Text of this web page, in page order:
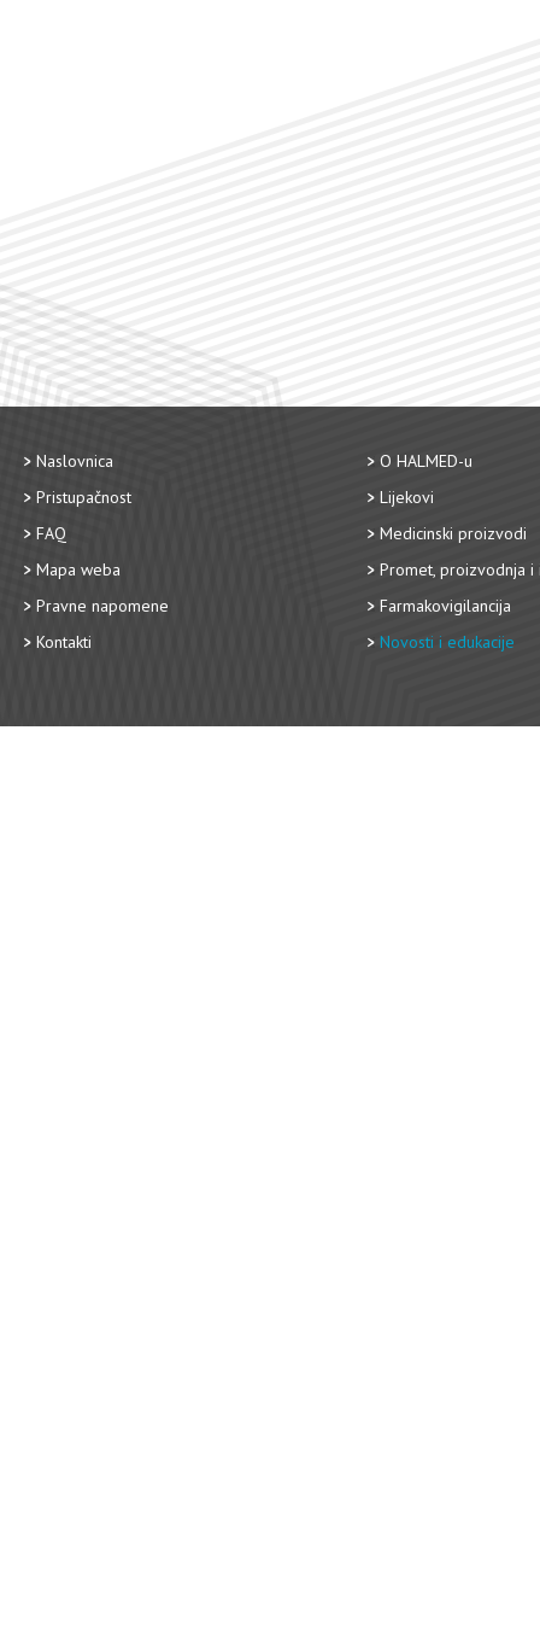
Naslovnica
Pristupačnost
FAQ
Mapa weba
Pravne napomene
Kontakti
O HALMED-u
Lijekovi
Medicinski proizvodi
Promet, proizvodnja i
Farmakovigilancija
Novosti i edukacije